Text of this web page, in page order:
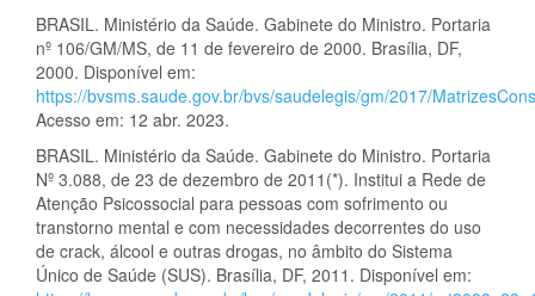
BRASIL. Ministério da Saúde. Gabinete do Ministro. Portaria
nº 106/GM/MS, de 11 de fevereiro de 2000. Brasília, DF,
2000. Disponível em:
https://bvsms.saude.gov.br/bvs/saudelegis/gm/2017/
Acesso em: 12 abr. 2023.
BRASIL. Ministério da Saúde. Gabinete do Ministro. Portaria
Nº 3.088, de 23 de dezembro de 2011(*). Institui a Rede de
Atenção Psicossocial para pessoas com sofrimento ou
transtorno mental e com necessidades decorrentes do uso
de crack, álcool e outras drogas, no âmbito do Sistema
Único de Saúde (SUS). Brasília, DF, 2011. Disponível em: